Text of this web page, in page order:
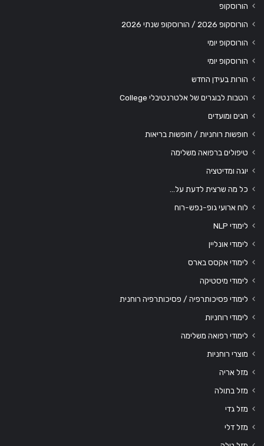
הורוסקופ
הורוסקופ 2026 / הורוסקופ שנתי 2026
הורוסקופ יומי
הורוסקופ יומי
הורות בעידן החדש
הטבות לבוגרים של אלטרנטיבלי College
חגים ומועדים
חופשות רוחניות / חופשות בריאות
טיפולים ברפואה משלימה
יוגה ומדיטציה
כל מה שרצית לדעת על…
לוח ארועי גופ-נפש-רוח
לימודי NLP
לימודי אונליין
לימודי אקסס בארס
לימודי מיסטיקה
לימודי פסיכותרפיה / פסיכותרפיה רוחנית
לימודי רוחניות
לימודי רפואה משלימה
מוצרי רוחניות
מזל אריה
מזל בתולה
מזל גדי
מזל דלי